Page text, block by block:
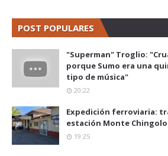
POST POPULARES
"Superman" Troglio:
porque Sumo era una
tipo de música"
20:22
Expedición ferroviaria:
estación Monte Chingolo
19:25